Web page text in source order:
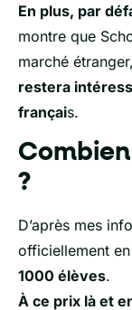
En plus, par
montre que
marché
restera
français.
?
D’après mes
officiellement
1000 élèves.
À ce prix là et